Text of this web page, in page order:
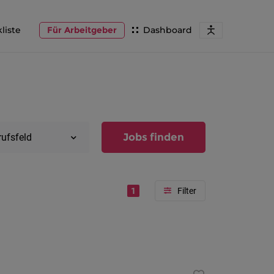
Dashboard
Für Arbeitgeber
Jobs finden
1